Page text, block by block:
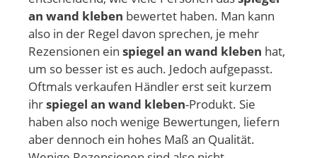
an wand kleben bewertet haben. Man kann
also in der Regel davon sprechen, je mehr
Rezensionen ein spiegel an wand kleben hat,
um so besser ist es auch. Jedoch aufgepasst.
Oftmals verkaufen Händler erst seit kurzem
ihrspiegel an wand kleben-Produkt. Sie
haben also noch wenige Bewertungen, liefern
aber dennoch ein hohes Maß an Qualität.